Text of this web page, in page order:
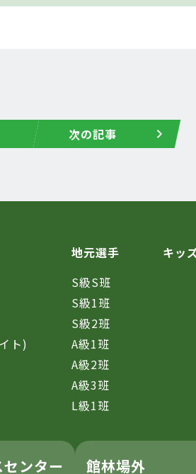
次の記事
ト)
地元選手
S級S班
S級1班
S級2班
A級1班
A級2班
A級3班
L級1班
キッ
ンター 館林場外